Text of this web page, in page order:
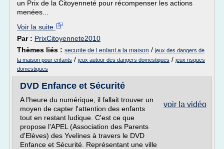
un Prix de la Citoyenneté pour récompenser les actions
menées...
Voir la suite
Par : PrixCitoyennete2010
Thèmes liés : securite de l enfant a la maison / jeux des dangers de
la maison pour enfants / jeux autour des dangers domestiques / jeux risques
domestiques
DVD Enfance et Sécurité
voir la vidéo
A l'heure du numérique, il fallait trouver un
moyen de capter l'attention des enfants
tout en restant ludique. C'est ce que
propose l'APEL (Association des Parents
d'Elèves) des Yvelines à travers le DVD
Enfance et Sécurité. Représentant une ville